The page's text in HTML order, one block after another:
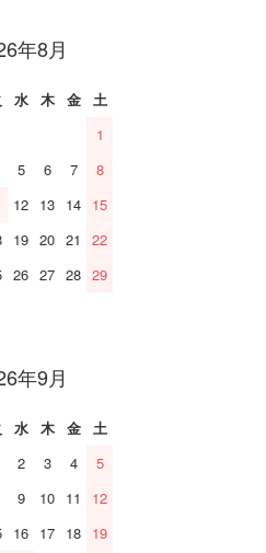
年8月
水 木 金
土
1
5 6 7
8
12 13 14 15
19 20 21
22
26 27 28 29
年9月
水 木 金
土
2 3 4
5
9 10 11
12
16 17 18 19